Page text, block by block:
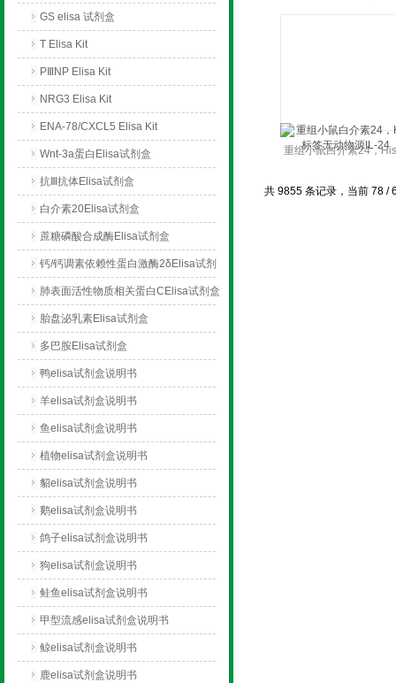
GS elisa 试剂盒
T Elisa Kit
PⅢNP Elisa Kit
NRG3 Elisa Kit
ENA-78/CXCL5 Elisa Kit
Wnt-3a蛋白Elisa试剂盒
抗Ⅲ抗体Elisa试剂盒
白介素20Elisa试剂盒
蔗糖磷酸合成酶Elisa试剂盒
钙/钙调素依赖性蛋白激酶2δElisa试剂
盒
肺表面活性物质相关蛋白CElisa试剂盒
胎盘泌乳素Elisa试剂盒
多巴胺Elisa试剂盒
鸭elisa试剂盒说明书
羊elisa试剂盒说明书
鱼elisa试剂盒说明书
植物elisa试剂盒说明书
貂elisa试剂盒说明书
鹅elisa试剂盒说明书
鸽子elisa试剂盒说明书
狗elisa试剂盒说明书
鲑鱼elisa试剂盒说明书
甲型流感elisa试剂盒说明书
鲸elisa试剂盒说明书
鹿elisa试剂盒说明书
重组小鼠白介素24，
共 9855 条记录，当前 78 /